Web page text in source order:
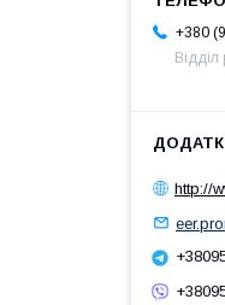
+380
Відділ
http://